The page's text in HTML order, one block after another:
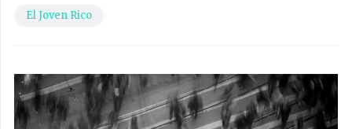
El Joven Rico